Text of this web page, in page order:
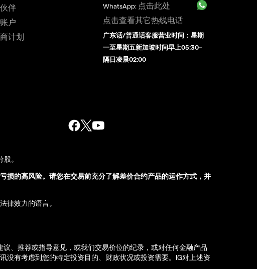
伴
户
计划
WhatsApp: 点击此处
点击查看其它热线电话
广东话/普通话客服营业时间：星期
一至星期五新加坡时间早上05:30–
隔日凌晨02:00
。
损的高风险。请您在交易前充分了解差价合约产品的运作方式，并
律效力的语言。
、推荐或指导意见，或我们交易价位的纪录，或对任何金融产品
有考虑到您的特定投资目的、财政状况或投资需要。IG对上述资